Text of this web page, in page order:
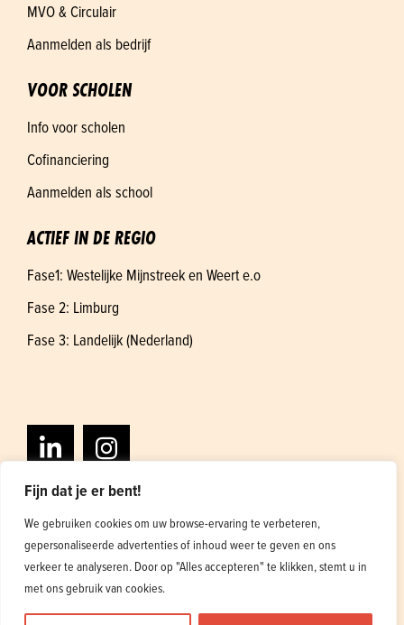
Fijn dat je er bent!
We gebruiken cookies om uw browse-ervaring te verbeteren,
gepersonaliseerde advertenties of inhoud weer te geven en ons
verkeer te analyseren. Door op "Alles accepteren" te klikken, stemt u in
met ons gebruik van cookies.
MVO & Circulair
Aanmelden als bedrijf
VOOR SCHOLEN
Info voor scholen
Cofinanciering
Aanmelden als school
ACTIEF IN DE REGIO
Fase1: Westelijke Mijnstreek en Weert e.o
Fase 2: Limburg
Fase 3: Landelijk (Nederland)
Algemene voorwaarden
Privacybeleid
Ontwerp en ontwikkeling